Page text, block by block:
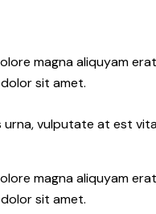
magna aliquyam
sit amet.
urna, vulputate at est
magna aliquyam
sit amet.